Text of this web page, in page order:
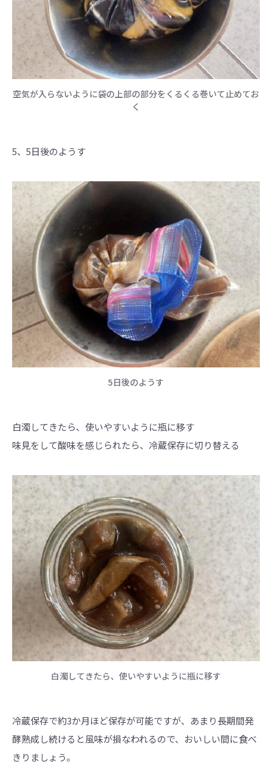
空気が入らないように袋の上部の部分をくるくる巻いて止めてお
く
5、5日後のようす
5日後のようす
白濁してきたら、使いやすいように瓶に移す
味見をして酸味を感じられたら、冷蔵保存に切り替える
白濁してきたら、使いやすいように瓶に移す
冷蔵保存で約3か月ほど保存が可能ですが、あまり長期間発
酵熟成し続けると風味が損なわれるので、おいしい間に食べ
きりましょう。